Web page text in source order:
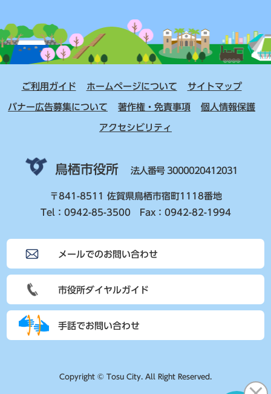
ご利用ガイド ホームページについて サイトマップ
バナー広告募集について 著作権・免責事項 個人情報保護
アクセシビリティ
鳥栖市役所 法人番号 3000020412031
〒841-8511 佐賀県鳥栖市宿町1118番地
Tel：0942-85-3500 Fax：0942-82-1994
メールでのお問い合わせ
市役所ダイヤルガイド
手話でお問い合わせ
Copyright © Tosu City. All Right Reserved.